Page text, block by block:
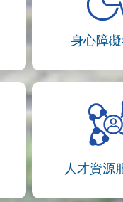
身心障
人才資源